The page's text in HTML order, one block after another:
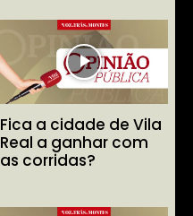
Fica a cidade de Vila
Real a ganhar com
as corridas?